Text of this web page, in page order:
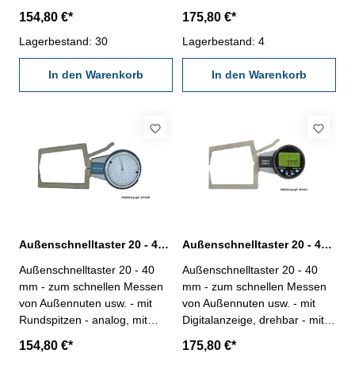
mm - im Behältnis / Kasten
Messbereich: 10 - 30 mm
154,80 €*
Lagerbestand: 30
In den Warenkorb
mm - im Behältnis / Kasten
Abb. Aussen-
Schnellmesstaster mit
Ablesung 0,01 mm
Messbereich: 10 - 30 mm
175,80 €*
Lagerbestand: 4
In den Warenkorb
Außenschnelltaster 20 - 40 mm analog
Außenschnelltaster 20 - 40
mm - zum schnellen Messen
von Außennuten usw. - mit
Rundspitzen - analog, mit
mm - im Behältnis / Kasten
154,80 €*
Außenschnelltaster 20 - 40 mm digital
Außenschnelltaster 20 - 40
mm - zum schnellen Messen
von Außennuten usw. - mit
Digitalanzeige, drehbar - mit
mm - im Behältnis / Kasten
175,80 €*